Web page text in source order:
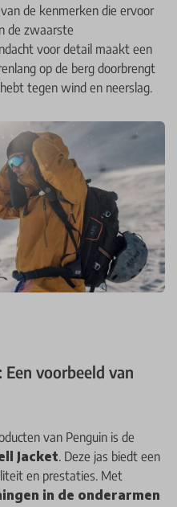
de kenmerken die ervoor
de zwaarste
voor detail maakt een
op de berg doorbrengt
tegen wind en neerslag.
voorbeeld van
van Penguin is de
Jacket. Deze jas biedt een
en prestaties. Met
in de onderarmen